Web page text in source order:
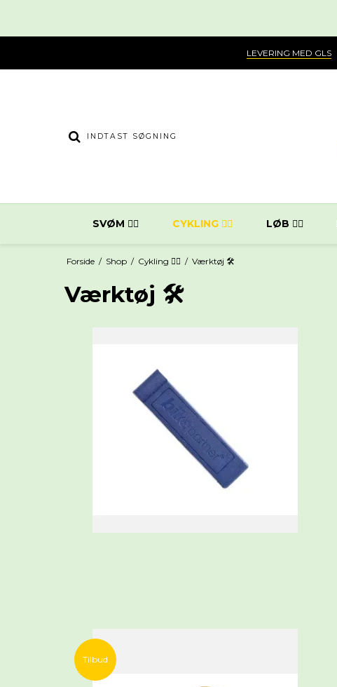
LEVERING MED GLS
SVØM 🏊‍♀️ CYKLING 🚴‍♂️ LØB 🏃‍♂️
Forside / Shop / Cykling 🚴‍♂️ / Værktøj 🛠️
Værktøj 🛠️
Tilbud